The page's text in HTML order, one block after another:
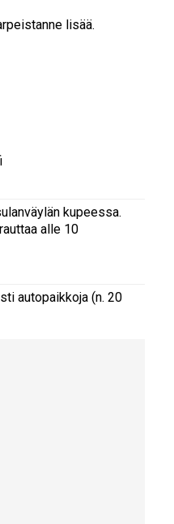
lisää.
kupeessa.
alle 10
autopaikkoja (n. 20